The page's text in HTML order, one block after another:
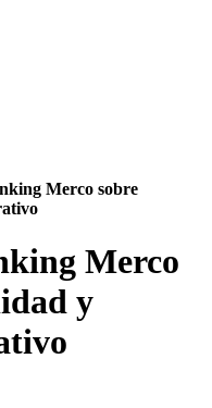
Merco sobre
Merco
y